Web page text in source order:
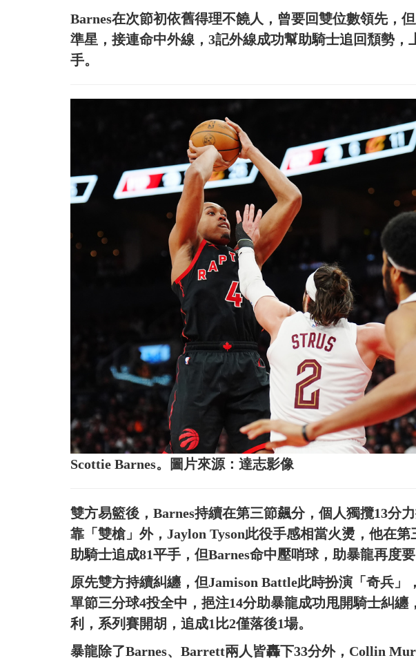
Barnes在次節初依舊得理不饒人，曾要回雙位數領先，
準星，接連命中外線，3記外線成功幫助騎士追回頹勢，
手。
Scottie Barnes。圖片來源：達志影像
雙方易籃後，Barnes持續在第三節飆分，個人獨攬13分
靠「雙槍」外，Jaylon Tyson此役手感相當火燙，他在第
助騎士追成81平手，但Barnes命中壓哨球，助暴龍再度要
原先雙方持續糾纏，但Jamison Battle此時扮演「奇兵」
單節三分球4投全中，挹注14分助暴龍成功甩開騎士糾纏
利，系列賽開胡，追成1比2僅落後1場。
暴龍除了Barnes、Barrett兩人皆轟下33分外，Collin